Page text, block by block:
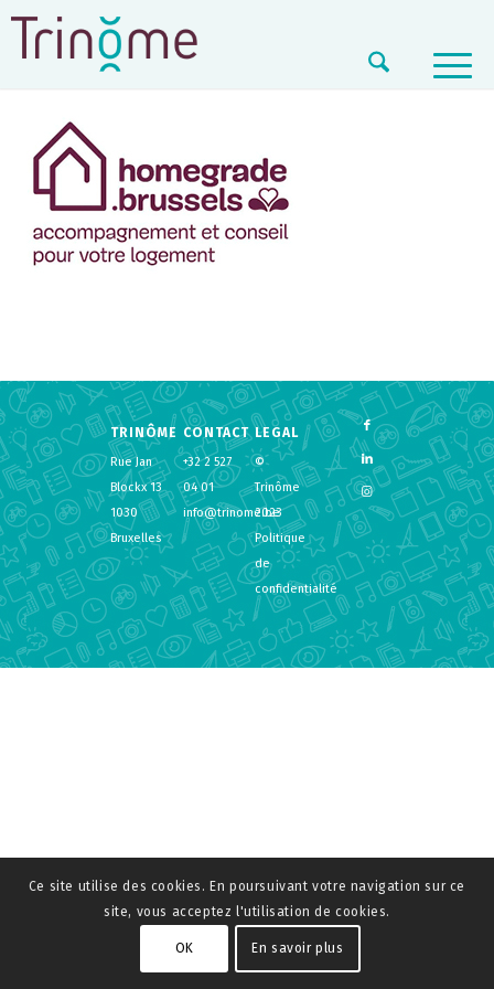
TRINÔME
Rue Jan
Blockx 13
1030
Bruxelles
CONTACT
+32 2 527
04 01
info@trinome.be
LEGAL
©
Trinôme
2023
Politique
de
confidentialité
Ce site utilise des cookies. En poursuivant votre navigation sur ce
site, vous acceptez l'utilisation de cookies.
OK En savoir plus